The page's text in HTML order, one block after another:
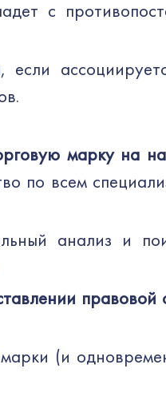
с
, если
марку на
по всем
анализ и
(и